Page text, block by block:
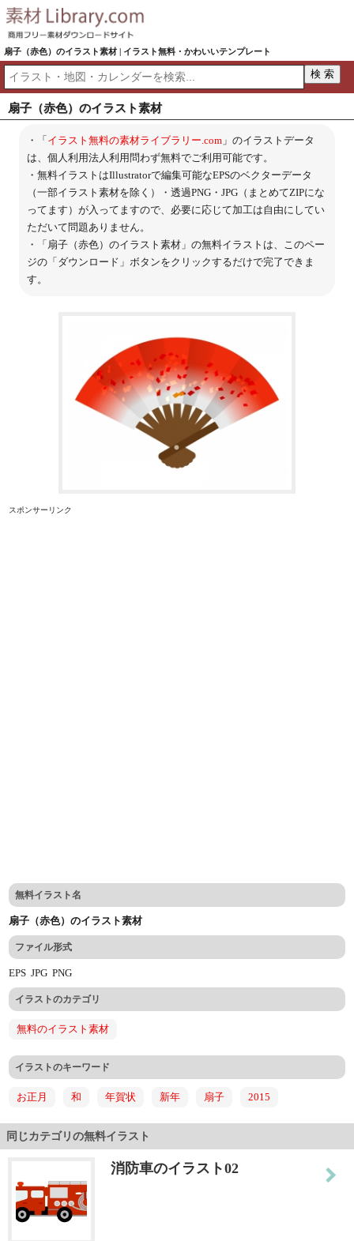
扇子（赤色）のイラスト素材 | イラスト無料・かわいいテンプレート
扇子（赤色）のイラスト素材
・「イラスト無料の素材ライブラリー.com」のイラストデータ
は、個人利用法人利用問わず無料でご利用可能です。
・無料イラストはIllustratorで編集可能なEPSのベクターデータ
（一部イラスト素材を除く）・透過PNG・JPG（まとめてZIPにな
ってます）が入ってますので、必要に応じて加工は自由にしてい
ただいて問題ありません。
・「扇子（赤色）のイラスト素材」の無料イラストは、このペー
ジの「ダウンロード」ボタンをクリックするだけで完了できま
す。
スポンサーリンク
無料イラスト名
扇子（赤色）のイラスト素材
ファイル形式
EPSJPGPNG
イラストのカテゴリ
無料のイラスト素材
イラストのキーワード
お正月 和 年賀状 新年 扇子 2015
同じカテゴリの無料イラスト
消防車のイラスト02